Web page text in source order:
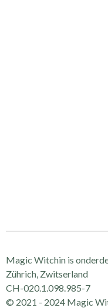
Magic Witchin is
Zührich, Zwitserland
CH-020.1.098.985-7
© 2021 - 2024 Magic